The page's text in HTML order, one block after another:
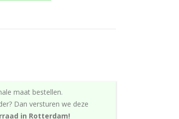
maat bestellen.
Dan versturen we deze
in Rotterdam!